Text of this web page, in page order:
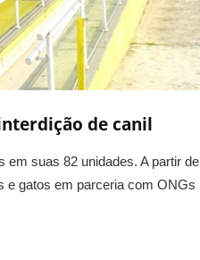
de canil
em suas 82 unidades. A partir de
e gatos em parceria com ONGs